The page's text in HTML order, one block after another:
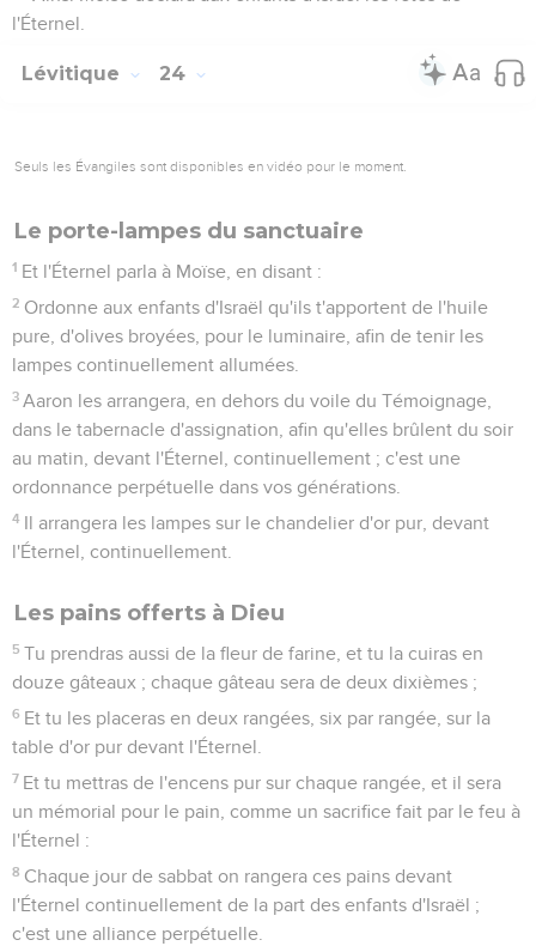
l'Éternel.
Lévitique 24
Seuls les Évangiles sont disponibles en vidéo pour le moment.
Le porte-lampes du sanctuaire
1 Et l'Éternel parla à Moïse, en disant :
2 Ordonne aux enfants d'Israël qu'ils t'apportent de l'huile
pure, d'olives broyées, pour le luminaire, afin de tenir les
lampes continuellement allumées.
3 Aaron les arrangera, en dehors du voile du Témoignage,
dans le tabernacle d'assignation, afin qu'elles brûlent du soir
au matin, devant l'Éternel, continuellement ; c'est une
ordonnance perpétuelle dans vos générations.
4 Il arrangera les lampes sur le chandelier d'or pur, devant
l'Éternel, continuellement.
Les pains offerts à Dieu
5 Tu prendras aussi de la fleur de farine, et tu la cuiras en
douze gâteaux ; chaque gâteau sera de deux dixièmes ;
6 Et tu les placeras en deux rangées, six par rangée, sur la
table d'or pur devant l'Éternel.
7 Et tu mettras de l'encens pur sur chaque rangée, et il sera
un mémorial pour le pain, comme un sacrifice fait par le feu à
l'Éternel :
8 Chaque jour de sabbat on rangera ces pains devant
l'Éternel continuellement de la part des enfants d'Israël ;
c'est une alliance perpétuelle.